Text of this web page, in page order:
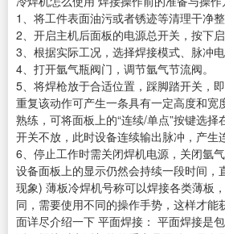
1、将工件表面油污或者锈迹等清理干净
2、开启主机后面板的电源总开关，按下
3、根据实际工况，选择焊接模式、脉冲电
4、打开氩气瓶阀门，调节氩气节流阀。
5、将焊枪放于合适位置，踩脚踏开关，
重复该动作可产生一条具有一定高度和宽
熟练，可将面板上的“连续/单点”按键选择
开关不放，此时设备连续输出脉冲，产生
6、停止工作时需关闭焊机电源，关闭氩
设备面板上的显示仍然会持续一段时间，
现象) 薄板冷焊机号称可以焊接各类薄板
同，需要使用不同的操作手势，这样才能
面详尽介绍一下 平面焊接： 平面焊接是